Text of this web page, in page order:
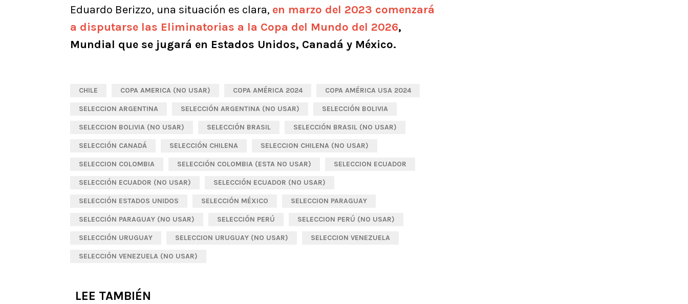
Eduardo Berizzo, una situación es clara, en marzo del 2023 comenzará
a disputarse las Eliminatorias a la Copa del Mundo del 2026,
Mundial que se jugará en Estados Unidos, Canadá y México.
CHILE COPA AMERICA (NO USAR) COPA AMÉRICA 2024 COPA AMÉRICA USA 2024
SELECCION ARGENTINA SELECCIÓN ARGENTINA (NO USAR) SELECCIÓN BOLIVIA
SELECCION BOLIVIA (NO USAR) SELECCIÓN BRASIL SELECCIÓN BRASIL (NO USAR)
SELECCIÓN CANADÁ SELECCIÓN CHILENA SELECCION CHILENA (NO USAR)
SELECCION COLOMBIA SELECCIÓN COLOMBIA (ESTA NO USAR) SELECCION ECUADOR
SELECCIÓN ECUADOR (NO USAR) SELECCIÓN ECUADOR (NO USAR)
SELECCIÓN ESTADOS UNIDOS SELECCIÓN MÉXICO SELECCION PARAGUAY
SELECCIÓN PARAGUAY (NO USAR) SELECCIÓN PERÚ SELECCION PERÚ (NO USAR)
SELECCIÓN URUGUAY SELECCION URUGUAY (NO USAR) SELECCION VENEZUELA
SELECCIÓN VENEZUELA (NO USAR)
LEE TAMBIÉN